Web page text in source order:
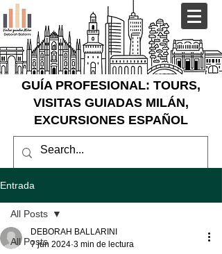
GUÍA PROFESIONAL: TOURS,
VISITAS GUIADAS MILÁN,
EXCURSIONES ESPAÑOL
Entrada
All Posts
All Posts
DEBORAH BALLARINI
7 jun 2024 3 min de lectura